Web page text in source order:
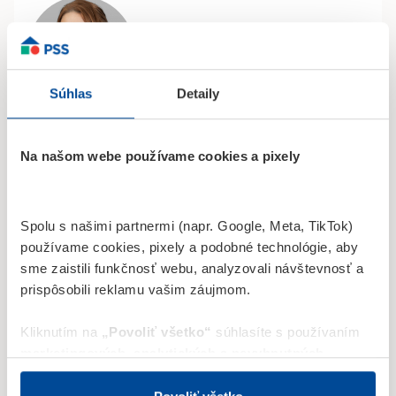
Súhlas Detaily
Na našom webe používame cookies a pixely
Spolu s našimi partnermi (napr. Google, Meta, TikTok)
používame cookies, pixely a podobné technológie, aby
sme zaistili funkčnosť webu, analyzovali návštevnosť a
prispôsobili reklamu vašim záujmom.
Kliknutím na „Povoliť všetko“ súhlasíte s používaním
cookies.Tieto cookies používame na (i) cielenie a
Obchodný zástupca
zuzana.meszarosova@fopss.sk